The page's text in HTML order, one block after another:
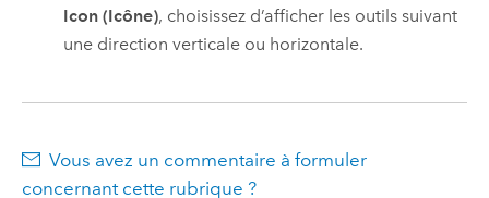
Icon (Icône), choisissez d’afficher les outils suivant
une direction verticale ou horizontale.
Vous avez un commentaire à formuler
concernant cette rubrique ?